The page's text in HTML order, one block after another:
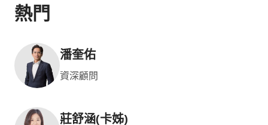
熱門
潘奎佑
資深顧問
莊舒涵(卡姊)